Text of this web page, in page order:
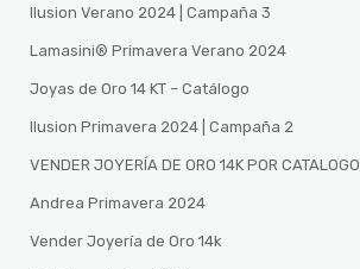
Ilusion Verano 2024 | Campaña 3
Lamasini®️ Primavera Verano 2024
Joyas de Oro 14 KT – Catálogo
Ilusion Primavera 2024 | Campaña 2
VENDER JOYERÍA DE ORO 14K POR CATALOGO
Andrea Primavera 2024
Vender Joyería de Oro 14k